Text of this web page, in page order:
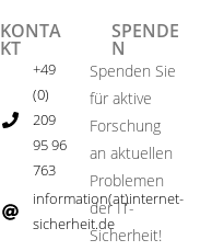
KONTA
KT
+49
(0)
209
95 96
763
information(at)internet-
sicherheit.de ​
SPENDE
N
Spenden Sie
für aktive
Forschung
an aktuellen
Problemen
der IT-
Sicherheit!​